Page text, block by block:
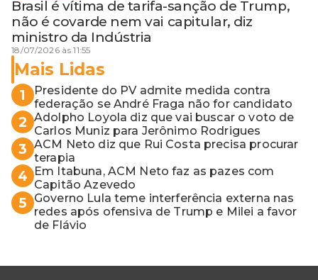
Brasil é vítima de tarifa-sanção de Trump,
não é covarde nem vai capitular, diz
ministro da Indústria
18/07/2026 às 11:55
Mais Lidas
1
Presidente do PV admite medida contra
federação se André Fraga não for candidato
2 Adolpho Loyola diz que vai buscar o voto de
Carlos Muniz para Jerônimo Rodrigues
3 ACM Neto diz que Rui Costa precisa procurar
terapia
4
Em Itabuna, ACM Neto faz as pazes com
Capitão Azevedo
5
Governo Lula teme interferência externa nas
redes após ofensiva de Trump e Milei a favor
de Flávio